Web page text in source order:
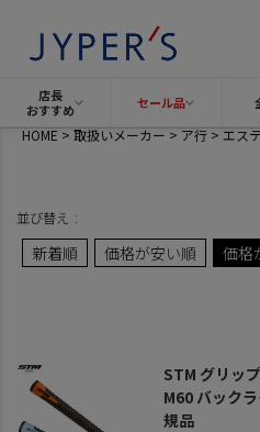
店長
おすすめ
セール品
HOME 取扱いメーカー ア行 エス
並び替え
新着順 価格が安い順 価格
STM グリッ
M60 バック
規品